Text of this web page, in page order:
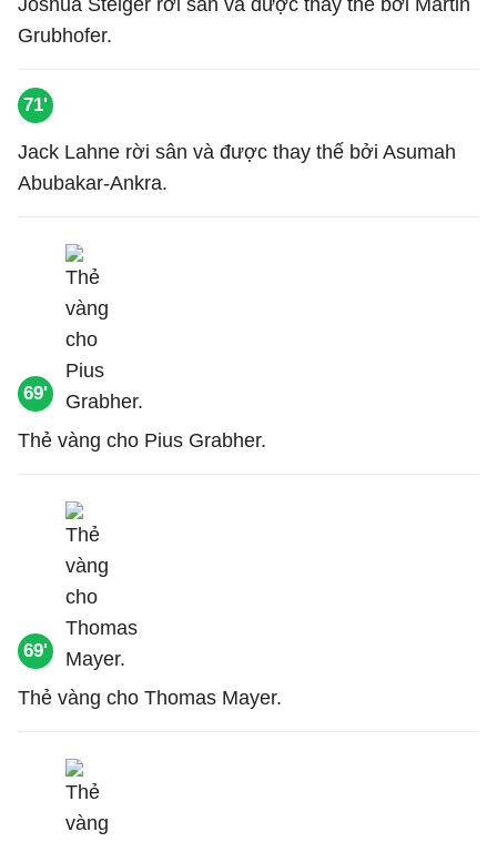
Joshua Steiger rời sân và được thay thế bởi Martin
Grubhofer.
71'
Jack Lahne rời sân và được thay thế bởi Asumah
Abubakar-Ankra.
69'
Thẻ vàng cho Pius Grabher.
69'
Thẻ vàng cho Thomas Mayer.